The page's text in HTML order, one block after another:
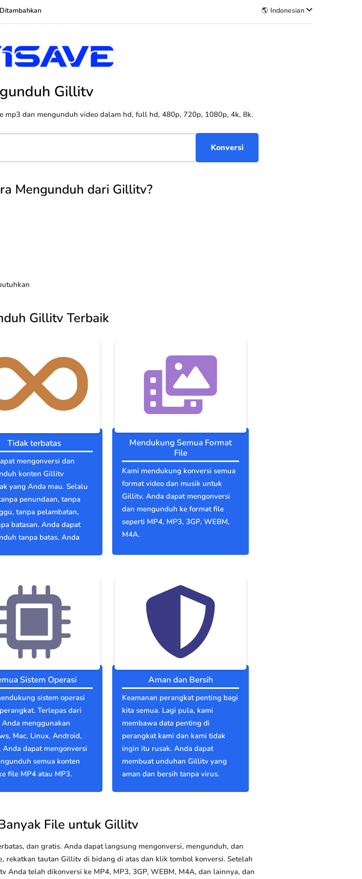
🌎 Indonesian
Gillitv
mp3 dan mengunduh video dalam hd, full hd, 480p, 720p, 1080p, 4k, 8k.
Mengunduh dari Gillitv?
Gillitv Terbaik
Tidak terbatas
mengonversi dan
konten Gillitv
yang Anda mau. Selalu
penundaan, tanpa
tanpa pelambatan,
batasan. Anda dapat
tanpa batas. Anda
Mendukung Semua Format
File
Kami mendukung konversi semua
format video dan musik untuk
Gillitv. Anda dapat mengonversi
dan mengunduh ke format file
seperti MP4, MP3, 3GP, WEBM,
M4A.
Sistem Operasi
sistem operasi
Terlepas dari
Anda menggunakan
Mac, Linux, Android,
Anda dapat mengonversi
semua konten
file MP4 atau MP3.
Aman dan Bersih
Keamanan perangkat penting bagi
kita semua. Lagi pula, kami
membawa data penting di
perangkat kami dan kami tidak
ingin itu rusak. Anda dapat
membuat unduhan Gillitv yang
aman dan bersih tanpa virus.
File untuk Gillitv
dan gratis. Anda dapat langsung mengonversi, mengunduh, dan
rekatkan tautan Gillitv di bidang di atas dan klik tombol konversi. Setelah
Anda telah dikonversi ke MP4, MP3, 3GP, WEBM, M4A, dan lainnya, dan